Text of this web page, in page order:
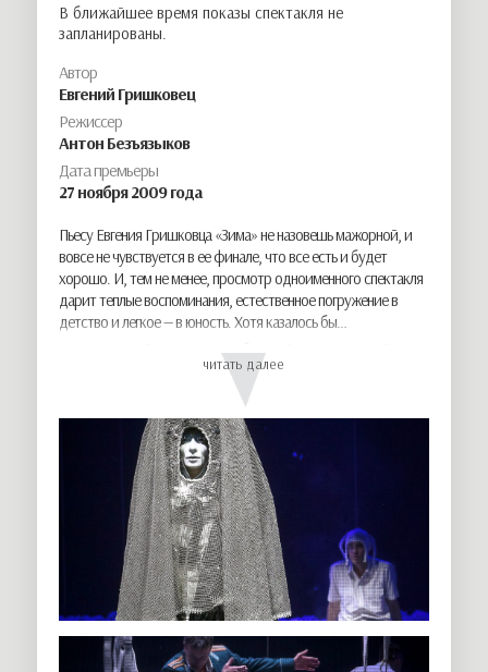
В ближайшее время показы спектакля не
запланированы.
Автор
Евгений Гришковец
Режиссер
Антон Безъязыков
Дата премьеры
27 ноября2009 года
Пьесу Евгения Гришковца «Зима» не назовешь мажорной, и
вовсе не чувствуется в ее финале, что все есть и будет
хорошо. И, тем не менее, просмотр одноименного спектакля
дарит теплые воспоминания, естественное погружение в
детство и легкое — в юность. Хотя казалось бы…
На просторах России, в ее необъятной и нескончаемой зиме
на наших глазах гибнут два парня, которые только начали
жить. Они — военнослужащие, они исполняют свой долг,
минируют объект и ждут команды, чтобы взорвать его. Но
что-то не срастается, возможно, о них забыли, возможно,
кто-то дал «неточный приказ»… И вот солдатики замерзают,
прощаются с жизнью, счастливой и не очень, и уходят
А зрители остаются с тонким привкусом боли, но и радости
тоже, потому что жизни героев, которые успели в короткий
срок разгореться и угаснуть на сцене в рамках прозрачного
куба (зимнего плена судьбы, безысходности, смерти),
состоялись, сбылись и оставили след. Отнюдь не снежный и
не тающий.
читать далее